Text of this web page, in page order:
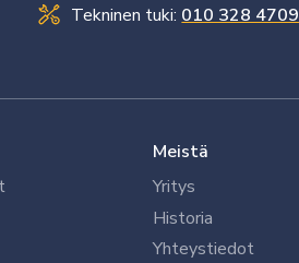
Tekninen tuki: 010 328 4709
Meistä
Yritys
Historia
Yhteystiedot